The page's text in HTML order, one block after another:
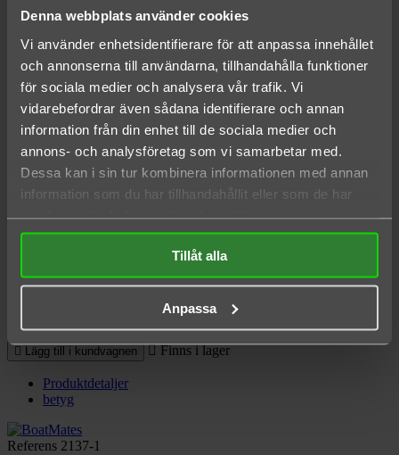
Denna webbplats använder cookies
Vi använder enhetsidentifierare för att anpassa innehållet
och annonserna till användarna, tillhandahålla funktioner
för sociala medier och analysera vår trafik. Vi
vidarebefordrar även sådana identifierare och annan
information från din enhet till de sociala medier och
annons- och analysföretag som vi samarbetar med.
Dessa kan i sin tur kombinera informationen med annan
information som du har tillhandahållit eller som de har
samlat in när du har använt deras tjänster.
Tillåt alla
Anpassa
Båttillbehör
Boatmate Fällbar Kombihållare
Boatmate Fällbar Kombihållare
189,00 kr
 Lägg till i kundvagnen Finns i lager
Produktdetaljer
betyg
Referens 2137-1